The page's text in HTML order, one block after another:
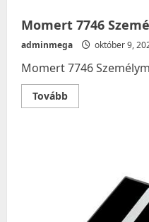
Momert 7746
adminmega október 9,
Momert 7746
TovábbRead
more